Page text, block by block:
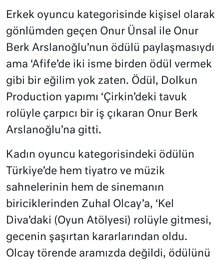
Erkek oyuncu kategorisinde kişisel olarak
gönlümden geçen Onur Ünsal ile Onur
Berk Arslanoğlu’nun ödülü paylaşmasıydı
ama ‘Afife’de iki isme birden ödül vermek
gibi bir eğilim yok zaten. Ödül, Dolkun
Production yapımı ‘Çirkin’deki tavuk
rolüyle çarpıcı bir iş çıkaran Onur Berk
Arslanoğlu’na gitti.
Kadın oyuncu kategorisindeki ödülün
Türkiye’de hem tiyatro ve müzik
sahnelerinin hem de sinemanın
biriciklerinden Zuhal Olcay’a, ‘Kel
Diva’daki (Oyun Atölyesi) rolüyle gitmesi,
gecenin şaşırtan kararlarından oldu.
Olcay törende aramızda değildi, ödülünü